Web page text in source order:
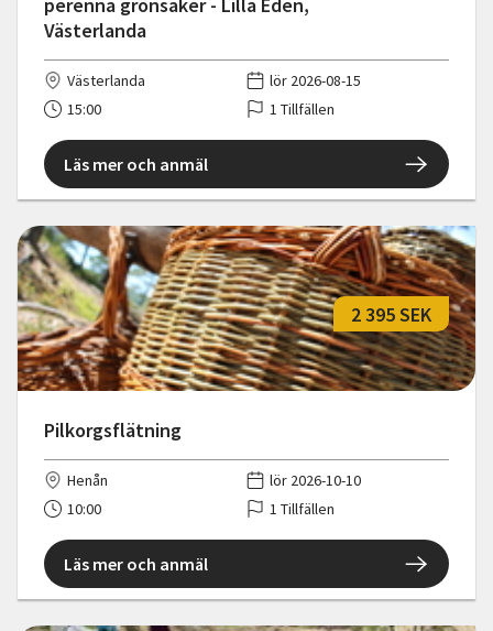
Västerlanda
Västerlanda
lör 2026-08-15
15:00
1 Tillfällen
Läs mer och anmäl
Pilkorgsflätning
2 395 SEK
Henån
lör 2026-10-10
10:00
1 Tillfällen
Läs mer och anmäl